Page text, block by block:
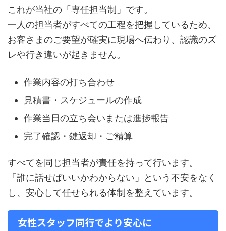
これが当社の「専任担当制」です。
一人の担当者がすべての工程を把握しているため、
お客さまのご要望が確実に現場へ伝わり、認識のズ
レや行き違いが起きません。
作業内容の打ち合わせ
見積書・スケジュールの作成
作業当日の立ち会いまたは進捗報告
完了確認・鍵返却・ご精算
すべてを同じ担当者が責任を持って行います。
「誰に話せばいいかわからない」という不安をなく
し、安心して任せられる体制を整えています。
女性スタッフ同行でより安心に